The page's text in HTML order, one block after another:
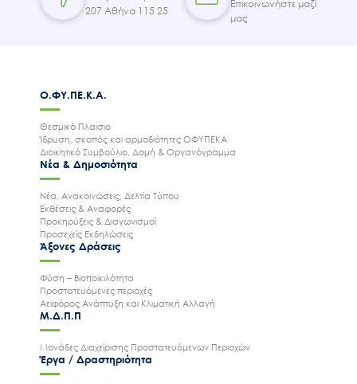
207 Αθήνα 115 25
Επικοινωνήστε μαζί
μας
Ο.ΦΥ.ΠΕ.Κ.Α.
Θεσμικό Πλαισιο
Ίδρυση, σκοπός και αρμοδιότητες ΟΦΥΠΕΚΑ
Διοικητικό Συμβούλιο, Δομή & Οργανόγραμμα
Νέα & Δημοσιότητα
Νέα, Ανακοινώσεις, Δελτία Τύπου
Εκθέσεις & Αναφορές
Προκηρύξεις & Διαγωνισμοί
Προσεχείς Εκδηλώσεις
Άξονες Δράσεις
Φύση – Βιοποικιλότητα
Προστατευόμενες περιοχές
Αειφόρος Ανάπτυξη και Κλιματική Αλλαγή
Μ.Δ.Π.Π
Μονάδες Διαχείρισης Προστατευόμενων Περιοχών
Έργα / Δραστηριότητα